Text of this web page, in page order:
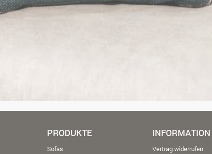
PRODUKTE
Sofas
INFORMATION
Vertrag widerrufen